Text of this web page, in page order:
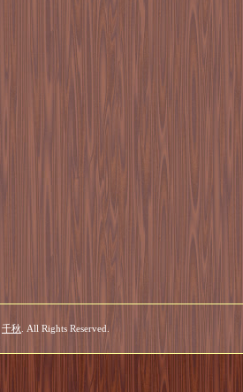
千秋 . All Rights Reserved.